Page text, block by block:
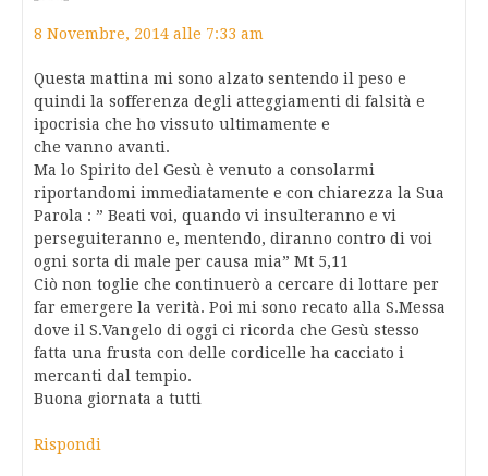
8 Novembre, 2014 alle 7:33 am
Questa mattina mi sono alzato sentendo il peso e
quindi la sofferenza degli atteggiamenti di falsità e
ipocrisia che ho vissuto ultimamente e
che vanno avanti.
Ma lo Spirito del Gesù è venuto a consolarmi
riportandomi immediatamente e con chiarezza la Sua
Parola : ” Beati voi, quando vi insulteranno e vi
perseguiteranno e, mentendo, diranno contro di voi
ogni sorta di male per causa mia” Mt 5,11
Ciò non toglie che continuerò a cercare di lottare per
far emergere la verità. Poi mi sono recato alla S.Messa
dove il S.Vangelo di oggi ci ricorda che Gesù stesso
fatta una frusta con delle cordicelle ha cacciato i
mercanti dal tempio.
Buona giornata a tutti
Rispondi